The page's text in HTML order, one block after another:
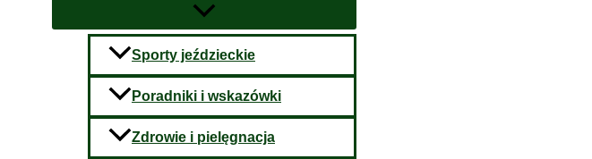
Sporty jeździeckie
Poradniki i wskazówki
Zdrowie i pielęgnacja